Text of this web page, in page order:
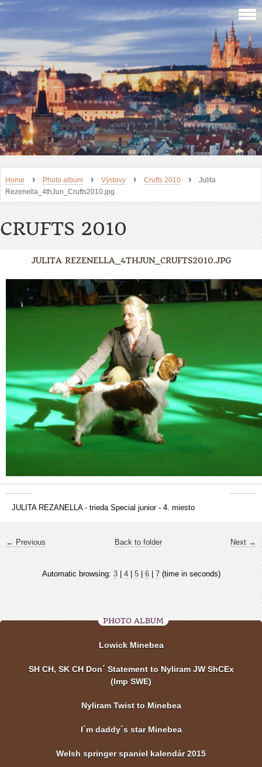
Home › Photo album › Výstavy › Crufts 2010 ›
Julita
Rezenella_4thJun_Crufts2010.jpg
CRUFTS 2010
JULITA REZENELLA_4THJUN_CRUFTS2010.JPG
JULITA REZANELLA - trieda Special junior - 4. miesto
← Previous Next →
Back to folder
Automatic browsing: 3| 4| 5| 6| 7(time in seconds)
PHOTO ALBUM
Lowick Minebea
SH CH, SK CH Don´ Statement to Nyliram JW ShCEx
(Imp SWE)
Nyliram Twist to Minebea
I´m daddy´s star Minebea
Welsh springer spaniel kalendár 2015